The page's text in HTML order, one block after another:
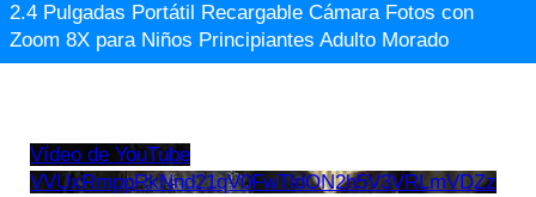
2.4 Pulgadas Portátil Recargable Cámara Fotos con
Zoom 8X para Niños Principiantes Adulto Morado
Vídeo de YouTube
VVUxRmppRkNnd21qV0FwTldON2h5V3VRLmVDZz